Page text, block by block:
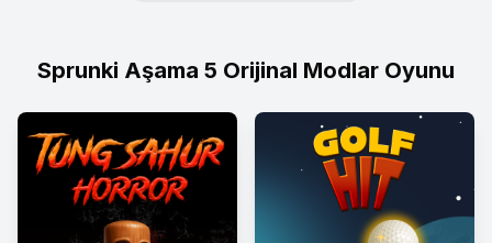
Sprunki Aşama 5 Orijinal Modlar Oyunu